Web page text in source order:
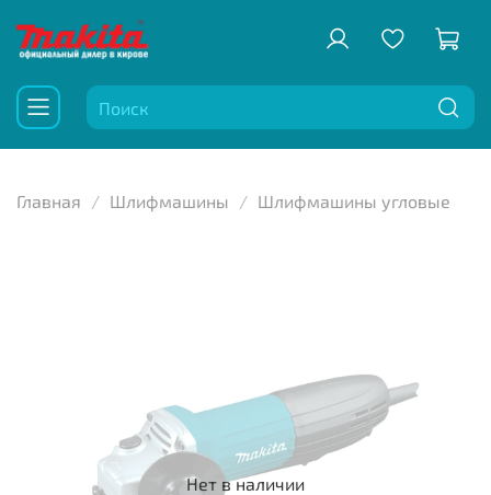
Главная Шлифмашины Шлифмашины угловые
Нет в наличии